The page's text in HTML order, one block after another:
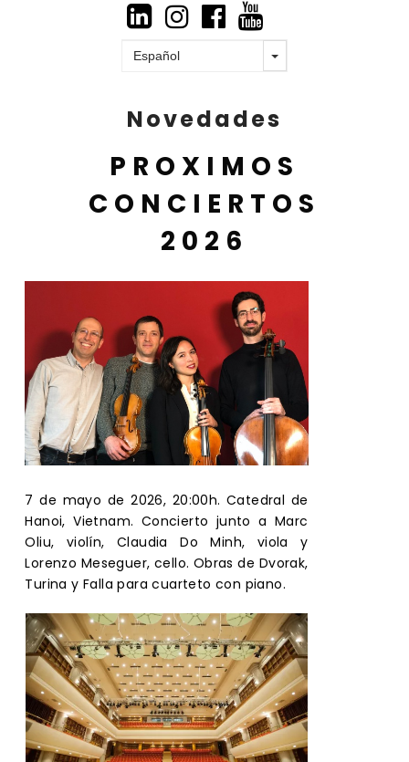
   
Novedades
PROXIMOS
CONCIERTOS
2026
7 de mayo de 2026, 20:00h. Catedral de
Hanoi, Vietnam. Concierto junto a Marc
Oliu, violín, Claudia Do Minh, viola y
Lorenzo Meseguer, cello. Obras de Dvorak,
Turina y Falla para cuarteto con piano.